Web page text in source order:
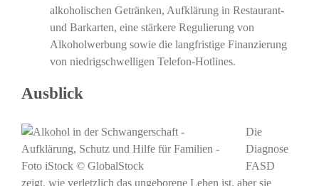
alkoholischen Getränken, Aufklärung in Restaurant-
und Barkarten, eine stärkere Regulierung von
Alkoholwerbung sowie die langfristige Finanzierung
von niedrigschwelligen Telefon-Hotlines.
Ausblick
Die
Diagnose
FASD
zeigt, wie verletzlich das ungeborene Leben ist, aber sie